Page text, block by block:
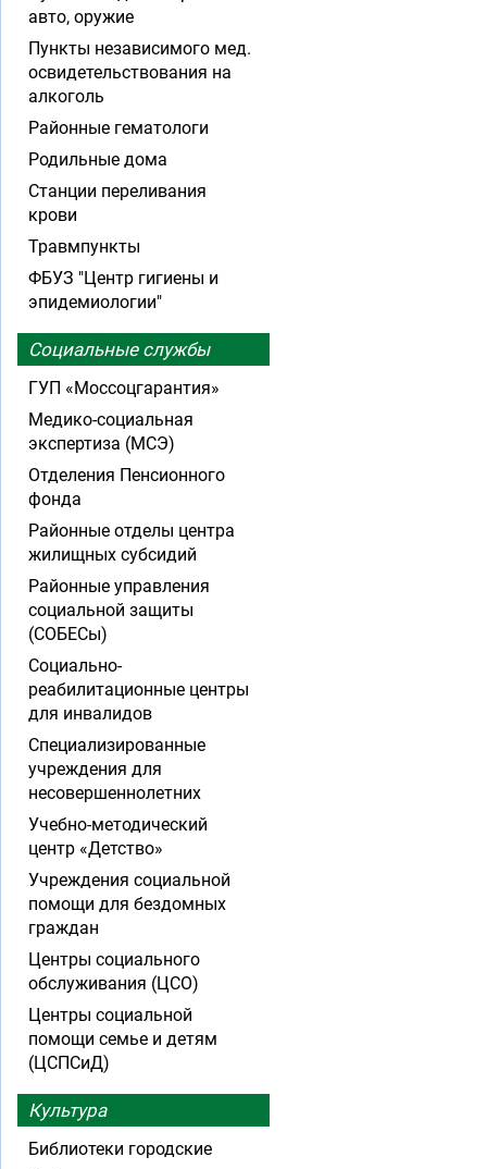
авто, оружие
Пункты независимого мед.
освидетельствования на
алкоголь
Районные гематологи
Родильные дома
Станции переливания
крови
Травмпункты
ФБУЗ "Центр гигиены и
эпидемиологии"
Социальные службы
ГУП «Моссоцгарантия»
Медико-социальная
экспертиза (МСЭ)
Отделения Пенсионного
фонда
Районные отделы центра
жилищных субсидий
Районные управления
социальной защиты
(СОБЕСы)
Социально-
реабилитационные центры
для инвалидов
Специализированные
учреждения для
несовершеннолетних
Учебно-методический
центр «Детство»
Учреждения социальной
помощи для бездомных
граждан
Центры социального
обслуживания (ЦСО)
Центры социальной
помощи семье и детям
(ЦСПСиД)
Культура
Библиотеки городские